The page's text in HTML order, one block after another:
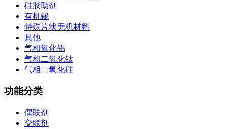
硅胶助剂
有机锡
特殊片状无机材料
其他
气相氧化铝
气相二氧化钛
气相二氧化硅
功能分类
偶联剂
交联剂